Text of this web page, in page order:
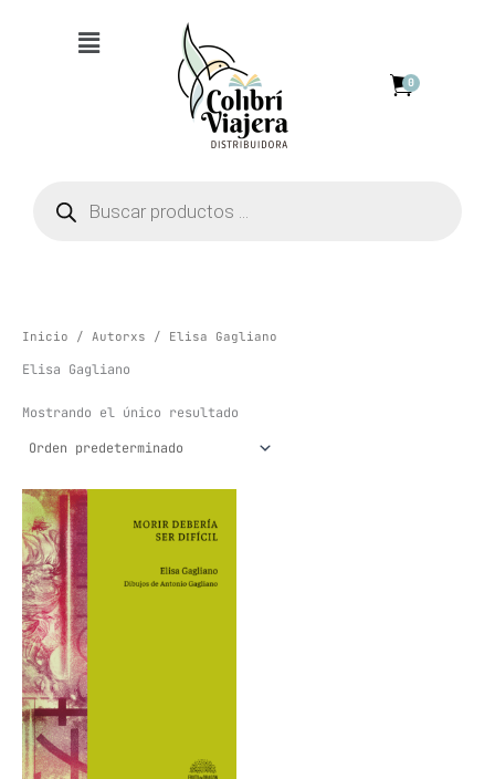
Menú
0
productos
Inicio / Autorxs / Elisa Gagliano
Elisa Gagliano
Mostrando el único resultado